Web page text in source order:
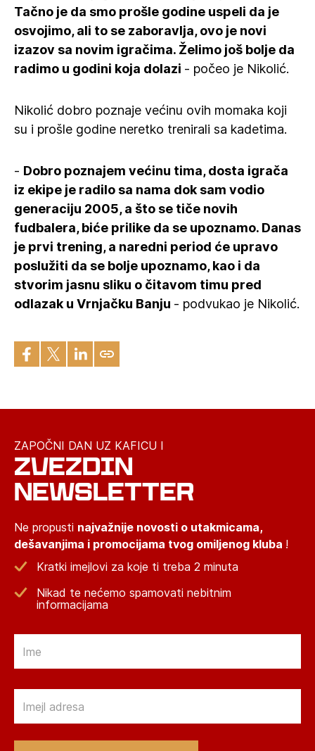
Tačno je da smo prošle godine uspeli da je
osvojimo, ali to se zaboravlja, ovo je novi
izazov sa novim igračima. Želimo još bolje da
radimo u godini koja dolazi - počeo je Nikolić.
Nikolić dobro poznaje većinu ovih momaka koji
su i prošle godine neretko trenirali sa kadetima.
- Dobro poznajem većinu tima, dosta igrača
iz ekipe je radilo sa nama dok sam vodio
generaciju 2005, a što se tiče novih
fudbalera, biće prilike da se upoznamo. Danas
je prvi trening, a naredni period će upravo
poslužiti da se bolje upoznamo, kao i da
stvorim jasnu sliku o čitavom timu pred
odlazak u Vrnjačku Banju - podvukao je Nikolić.
ZAPOČNI DAN UZ KAFICU I
ZVEZDIN
NEWSLETTER
Ne propusti najvažnije novosti o utakmicama,
dešavanjima i promocijama tvog omiljenog kluba !
Kratki imejlovi za koje ti treba 2 minuta
Nikad te nećemo spamovati nebitnim
informacijama